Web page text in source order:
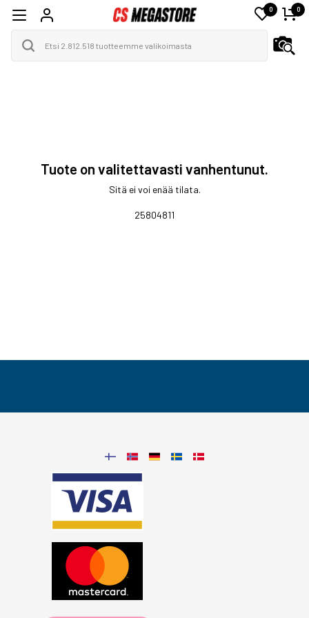
0 0
Tuote on valitettavasti vanhentunut.
Sitä ei voi enää tilata.
25804811